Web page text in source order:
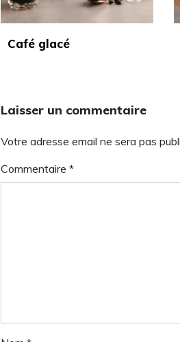
Café glacé
Laisser un commentaire
Votre adresse email ne sera pas
Commentaire *